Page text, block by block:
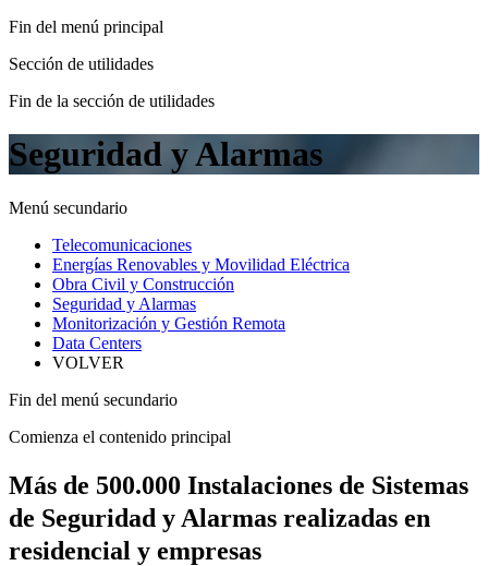
Fin del menú principal
Sección de utilidades
Fin de la sección de utilidades
Seguridad y Alarmas
Menú secundario
Telecomunicaciones
Energías Renovables y Movilidad Eléctrica
Obra Civil y Construcción
Seguridad y Alarmas
Monitorización y Gestión Remota
Data Centers
VOLVER
Fin del menú secundario
Comienza el contenido principal
Más de 500.000 Instalaciones de Sistemas
de Seguridad y Alarmas realizadas en
residencial y empresas